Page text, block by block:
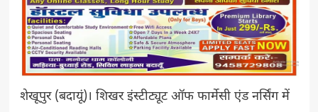
शेखूपुर (बदायूं)। शिखर इंस्टीट्यूट ऑफ फार्मेसी एंड नर्सिंग में